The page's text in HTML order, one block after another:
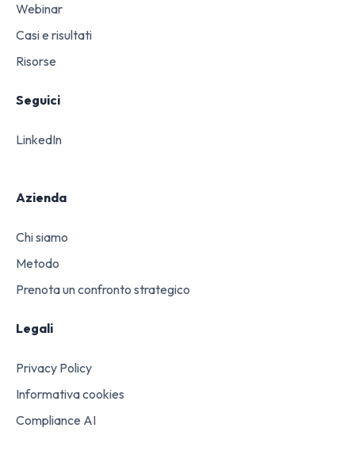
Webinar
Casi e risultati
Risorse
Seguici
LinkedIn
Azienda
Chi siamo
Metodo
Prenota un confronto strategico
Legali
Privacy Policy
Informativa cookies
Compliance AI